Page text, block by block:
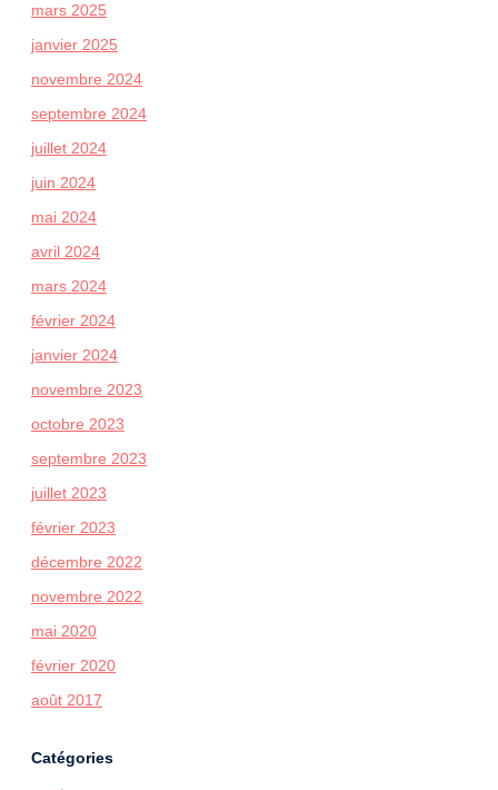
mars 2025
janvier 2025
novembre 2024
septembre 2024
juillet 2024
juin 2024
mai 2024
avril 2024
mars 2024
février 2024
janvier 2024
novembre 2023
octobre 2023
septembre 2023
juillet 2023
février 2023
décembre 2022
novembre 2022
mai 2020
février 2020
août 2017
Catégories